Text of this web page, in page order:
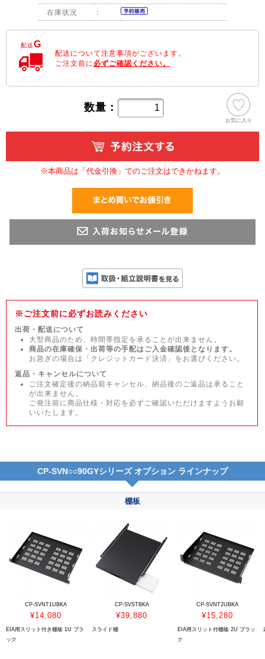
在庫状況 ：
配送G
配送について注意事項がございます。
ご注文前に 必ずご確認ください。
数量：
お気に入り
※本商品は「代金引換」でのご注文はできかねます。
※ご注文前に必ずお読みください
出荷・配送について
大型商品のため、時間帯指定を承ることが出来ません。
商品の在庫確保・出荷等の手配はご入金確認後となります。
お急ぎの場合は「クレジットカード決済」をお選びください。
返品・キャンセルについて
ご注文確定後の納品前キャンセル、納品後のご返品は承ること
が出来ません。
ご発注前に商品仕様・対応を必ずご確認いただけますようお願
いいたします。
CP-SVN○○90GYシリーズ オプション ラインナップ
棚板
CP-SVNT1UBKA
¥14,080
EIA用スリット付き棚板 1U ブラ
ック
CP-SVSTBKA
¥39,880
スライド棚
CP-SVNT2UBKA
¥15,280
EIA用スリット付棚板 2U ブラッ
ク